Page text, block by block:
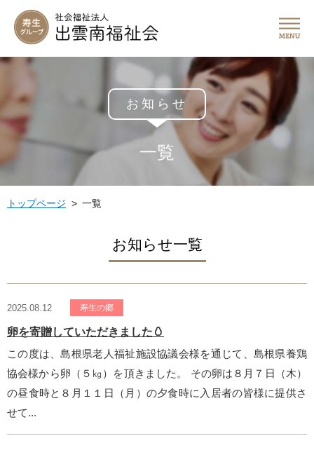
お知らせ
一覧
トップページ 一覧
お知らせ一覧
2025.08.12 寿生の郷
卵を寄贈していただきました🥚
この度は、島根県老人福祉施設協議会様を通じて、島根県養鶏
協会様から卵（５㎏）を頂きました。 その卵は８月７日（木）
の昼食時と８月１１日（月）の夕食時に入居者の皆様に提供さ
せて...